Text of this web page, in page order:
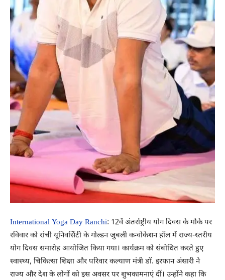
International Yoga Day Ranchi: 12वें अंतर्राष्ट्रीय योग दिवस के मौके पर
रविवार को रांची यूनिवर्सिटी के गोल्डन जुबली कन्वोकेशन हॉल में राज्य-स्तरीय
योग दिवस समारोह आयोजित किया गया। कार्यक्रम को संबोधित करते हुए
स्वास्थ्य, चिकित्सा शिक्षा और परिवार कल्याण मंत्री डॉ. इरफान अंसारी ने
राज्य और देश के लोगों को इस अवसर पर शुभकामनाएं दीं। उन्होंने कहा कि